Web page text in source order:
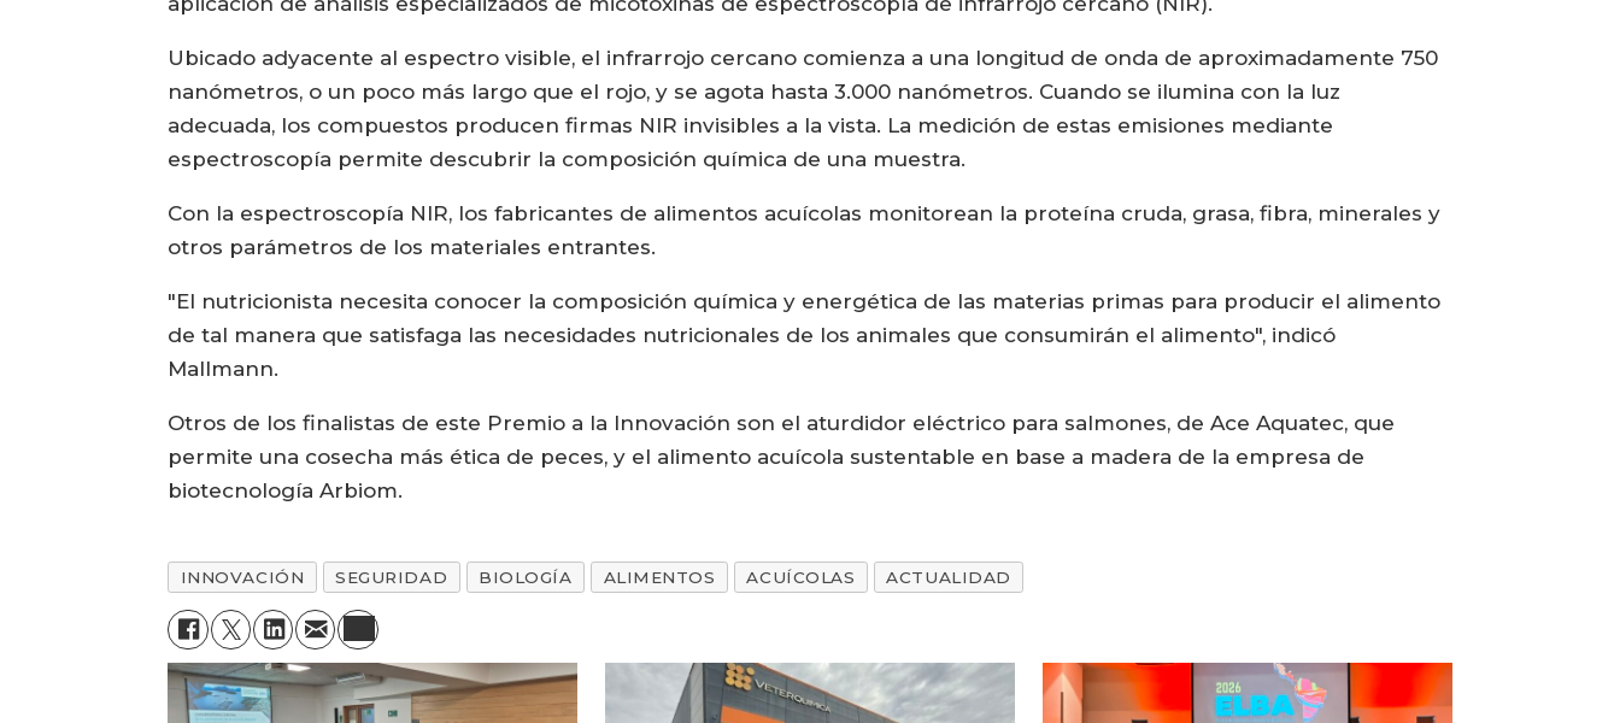
Ubicado adyacente al espectro visible, el infrarrojo cercano comienza a una longitud de onda de aproximadamente 750
nanómetros, o un poco más largo que el rojo, y se agota hasta 3.000 nanómetros. Cuando se ilumina con la luz
adecuada, los compuestos producen firmas NIR invisibles a la vista. La medición de estas emisiones mediante
espectroscopía permite descubrir la composición química de una muestra.
Con la espectroscopía NIR, los fabricantes de alimentos acuícolas monitorean la proteína cruda, grasa, fibra, minerales y
otros parámetros de los materiales entrantes.
"El nutricionista necesita conocer la composición química y energética de las materias primas para producir el alimento
de tal manera que satisfaga las necesidades nutricionales de los animales que consumirán el alimento", indicó
Mallmann.
Otros de los finalistas de este Premio a la Innovación son el aturdidor eléctrico para salmones, de Ace Aquatec, que
permite una cosecha más ética de peces, y el alimento acuícola sustentable en base a madera de la empresa de
biotecnología Arbiom.
INNOVACIÓN SEGURIDAD BIOLOGÍA ALIMENTOS ACUÍCOLAS ACTUALIDAD